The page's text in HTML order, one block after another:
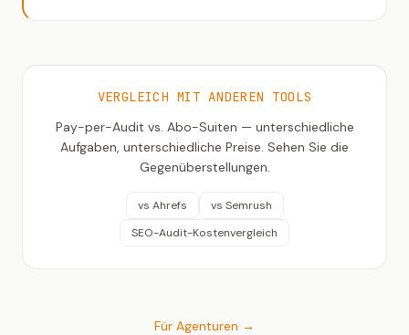
VERGLEICH MIT ANDEREN TOOLS
Pay-per-Audit vs. Abo-Suiten — unterschiedliche
Aufgaben, unterschiedliche Preise. Sehen Sie die
Gegenüberstellungen.
vs Ahrefs
vs Semrush
SEO-Audit-Kostenvergleich
Für Agenturen →